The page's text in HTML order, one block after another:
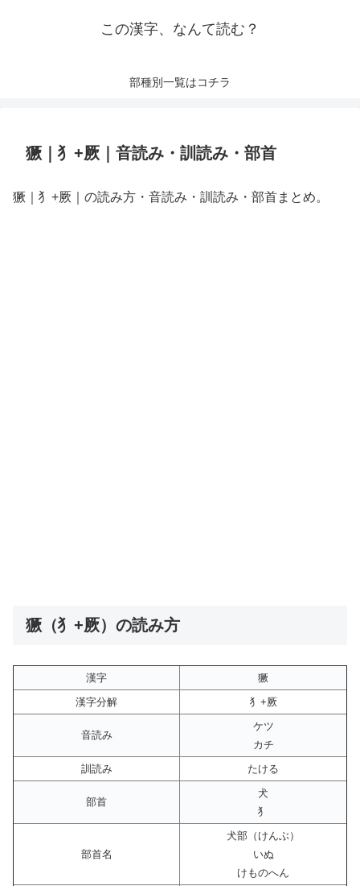
この漢字、なんて読む？
部種別一覧はコチラ
獗｜⺨+厥｜音読み・訓読み・部首
獗｜⺨+厥｜の読み方・音読み・訓読み・部首まとめ。
獗（⺨+厥）の読み方
漢字
獗
漢字分解
⺨+厥
音読み
ケツ
カチ
訓読み
たける
部首
犬
犭
部首名
犬部（けんぶ）
いぬ
けものへん